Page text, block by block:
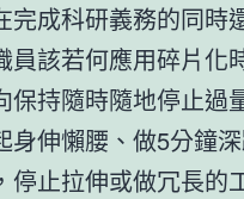
完成科研義務的同時
該若何應用碎片化
保持隨時隨地停止過
身伸懶腰、做5分鐘
停止拉伸或做冗長的